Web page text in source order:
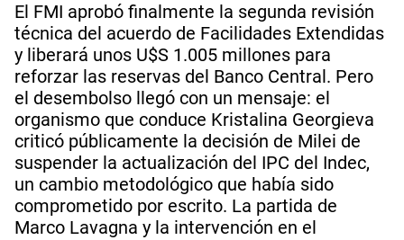
El FMI aprobó finalmente la segunda revisión
técnica del acuerdo de Facilidades Extendidas
y liberará unos U$S 1.005 millones para
reforzar las reservas del Banco Central. Pero
el desembolso llegó con un mensaje: el
organismo que conduce Kristalina Georgieva
criticó públicamente la decisión de Milei de
suspender la actualización del IPC del Indec,
un cambio metodológico que había sido
comprometido por escrito. La partida de
Marco Lavagna y la intervención en el